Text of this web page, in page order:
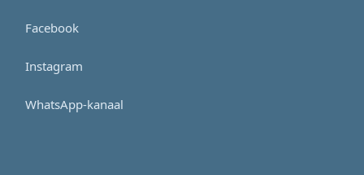
Facebook
Instagram
WhatsApp-kanaal